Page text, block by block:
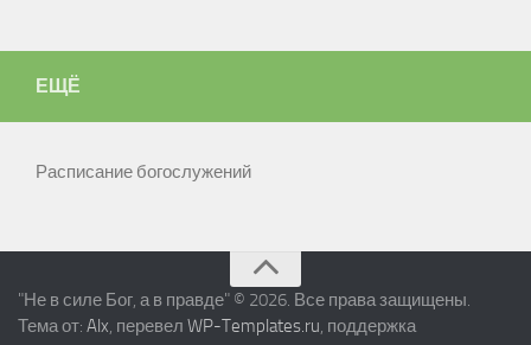
ЕЩЁ
Расписание богослужений
"Не в силе Бог, а в правде" © 2026. Все права защищены.
Тема от: Alx, перевел WP-Templates.ru, поддержка